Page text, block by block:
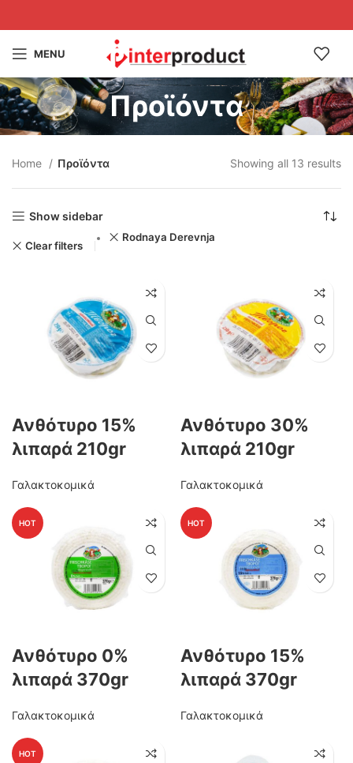
MENU
Προϊόντα
Home Προϊόντα Showing all 13 results
Show sidebar
Clear filters
Rodnaya Derevnja
Ανθότυρο 15%
λιπαρά 210gr
Γαλακτοκομικά
Ανθότυρο 30%
λιπαρά 210gr
Γαλακτοκομικά
HOT
Ανθότυρο 0%
λιπαρά 370gr
Γαλακτοκομικά
HOT
Ανθότυρο 15%
λιπαρά 370gr
Γαλακτοκομικά
HOT